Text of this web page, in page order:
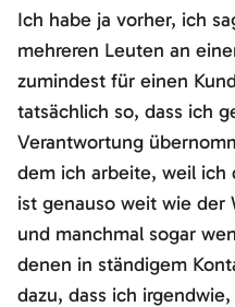
Ich habe ja vorher, ich
mehreren Leuten an
zumindest für einen
tatsächlich so, dass ich
Verantwortung
dem ich arbeite, weil ich
ist genauso weit wie der
und manchmal sogar
denen in ständigem
dazu, dass ich